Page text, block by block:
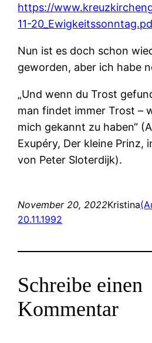
https://
11-
Nun ist es doch schon
geworden, aber ich habe
„Und wenn du Trost
man findet immer Trost –
mich gekannt zu haben“
Exupéry, Der kleine Prinz,
von Peter Sloterdijk).
November 20, 2022Kristina
20.11.1992
Schreibe einen
Kommentar